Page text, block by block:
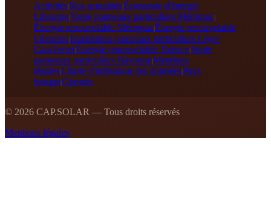
ActivitésNos actualitésÉconomie d'énergie
LibourneVente panneaux particuliers Mérignac
Énergie renouvelable MérignacÉnergie renouvelable
LibourneInstallation panneaux particuliers Lège-
Cap-Ferret|Énergie renouvelable TalenceVente
panneaux particuliers BayonneMentions
légalesCharte d'utilisation des donnéesPays
basqueGironde
© 2026 CAP.SOLAR — Tous droits réservés
Mentions légales